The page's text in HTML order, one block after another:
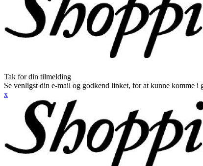
Tak for din tilmelding
Se venligst din e-mail og godkend linket, for at kunne komme i
x